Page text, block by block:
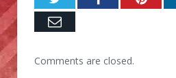
Email
Comments are closed.